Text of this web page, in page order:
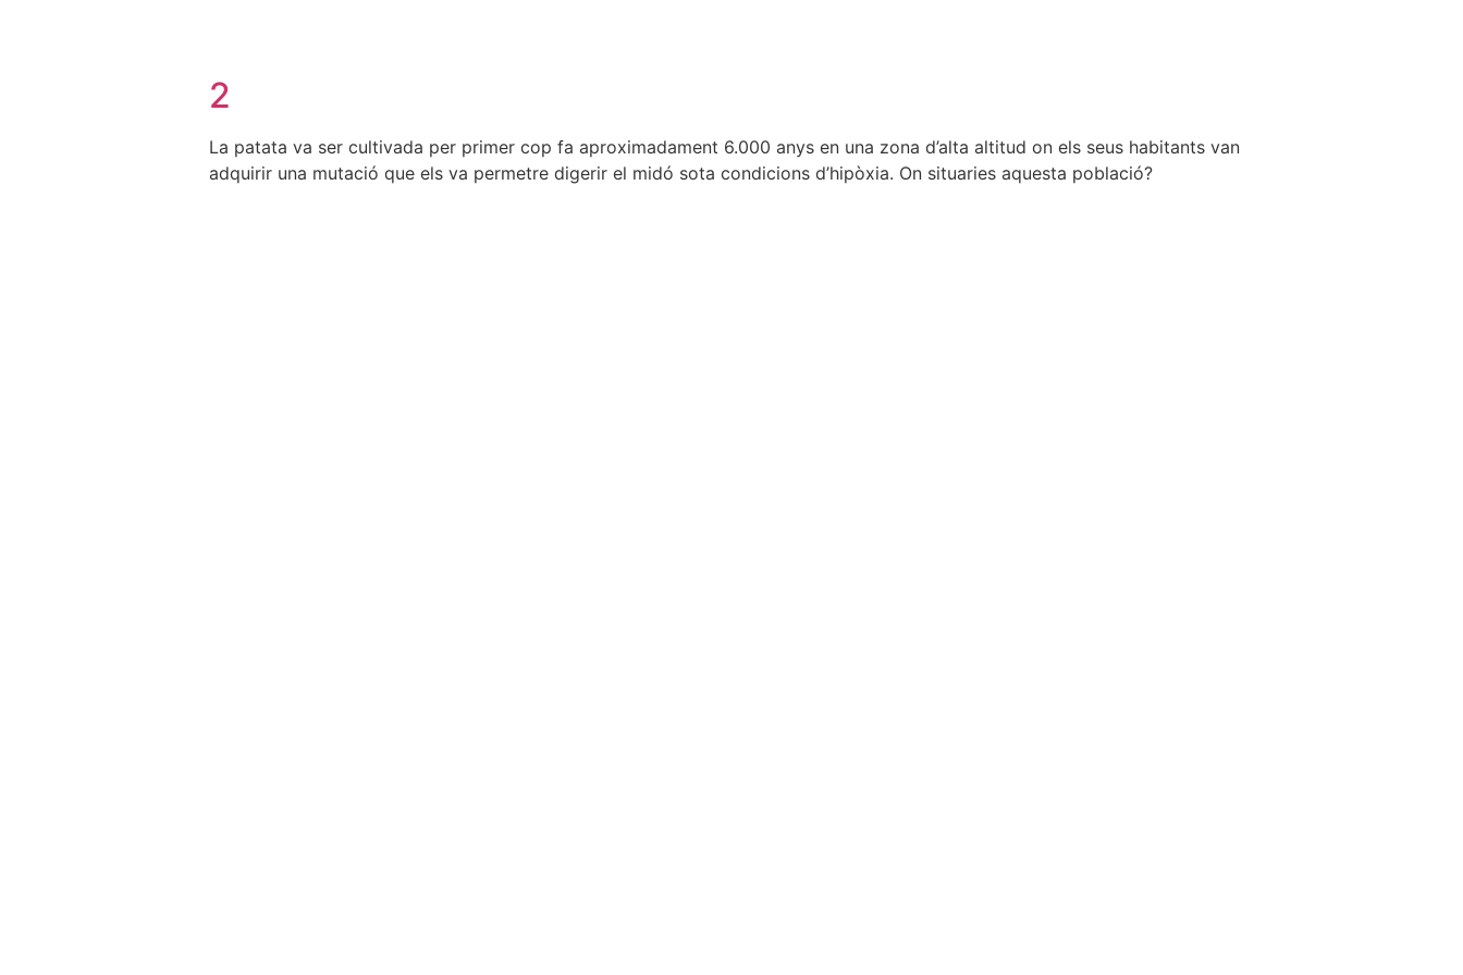
2
La patata va ser cultivada per primer cop fa aproximadament 6.000 anys en una zona d’alta altitud on els seus habitants van
adquirir una mutació que els va permetre digerir el midó sota condicions d’hipòxia. On situaries aquesta població?